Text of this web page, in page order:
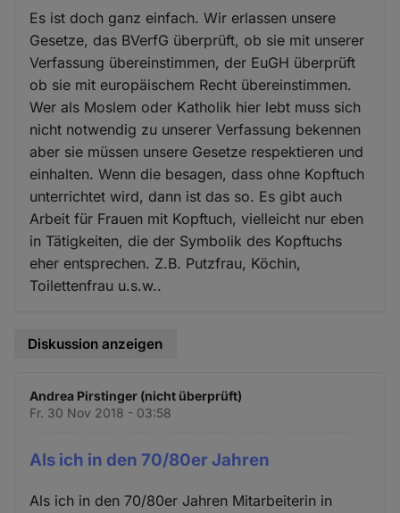
Es ist doch ganz einfach. Wir erlassen unsere
Gesetze, das BVerfG überprüft, ob sie mit unserer
Verfassung übereinstimmen, der EuGH überprüft
ob sie mit europäischem Recht übereinstimmen.
Wer als Moslem oder Katholik hier lebt muss sich
nicht notwendig zu unserer Verfassung bekennen
aber sie müssen unsere Gesetze respektieren und
einhalten. Wenn die besagen, dass ohne Kopftuch
unterrichtet wird, dann ist das so. Es gibt auch
Arbeit für Frauen mit Kopftuch, vielleicht nur eben
in Tätigkeiten, die der Symbolik des Kopftuchs
eher entsprechen. Z.B. Putzfrau, Köchin,
Toilettenfrau u.s.w..
Diskussion anzeigen
Andrea Pirstinger (nicht überprüft)
Fr. 30 Nov 2018 - 03:58
Als ich in den 70/80er Jahren
Als ich in den 70/80er Jahren Mitarbeiterin in